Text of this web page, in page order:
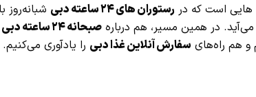
هایی است که در رستوران های ۲۴ ساعته دبی
شبانه‌روز
در همین مسیر، هم درباره صبحانه ۲۴ ساعته دبی
و هم راه‌های سفارش آنلاین غذا دبی را یادآوری می‌کنیم.